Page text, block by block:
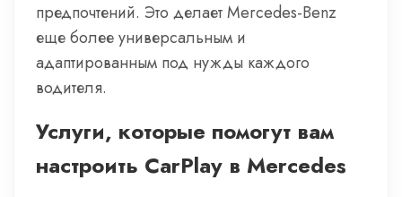
предпочтений. Это делает Mercedes-Benz
еще более универсальным и
адаптированным под нужды каждого
водителя.
Услуги, которые помогут вам
настроить CarPlay в Mercedes